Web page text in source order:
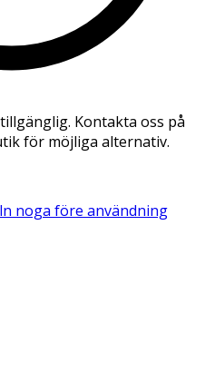
Kontakta oss på
för möjliga alternativ.
noga före användning